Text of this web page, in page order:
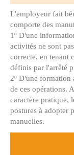
L'employeur fait
comporte des
1º D'une
activités ne sont
correcte, en tenant
définis par l'arrêté
2º D'une formation
de ces opérations.
caractère pratique,
postures à adopter
manuelles.